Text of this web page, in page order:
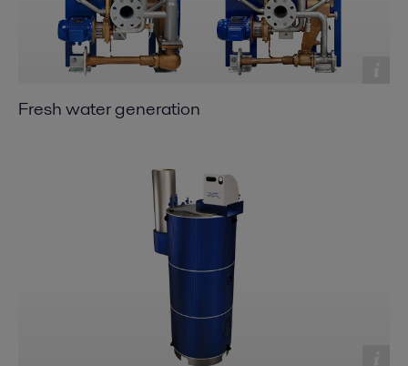
Fresh water generation